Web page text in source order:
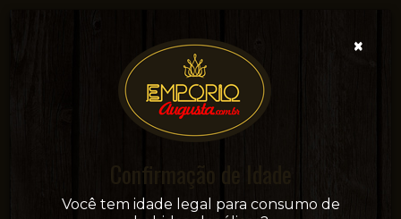
Sua conveniência e adega on-line!
×
Confirmação de Idade
Você tem idade legal para consumo de